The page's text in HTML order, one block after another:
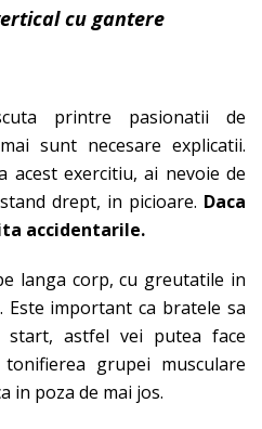
cu gantere
printre pasionatii de
sunt necesare explicatii.
acest exercitiu, ai nevoie de
drept, in picioare. Daca
accidentarile.
langa corp, cu greutatile in
important ca bratele sa
astfel vei putea face
grupei musculare
in poza de mai jos.